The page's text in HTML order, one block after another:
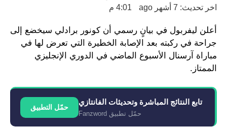
اخر تحديث: 7 أشهر ago
4:01 م
أعلن ليفربول في بيانٍ رسمي أن كونور برادلي سيخضع إلى
جراحة في ركبته بعد الإصابة الخطيرة التي تعرض لها في
مباراة آرسنال الأسبوع الماضي في الدوري الإنجليزي
الممتاز.
تابع النتائج المباشرة وتحديثات الفانتازي
حمّل تطبيق Fanzword
حمّل التطبيق